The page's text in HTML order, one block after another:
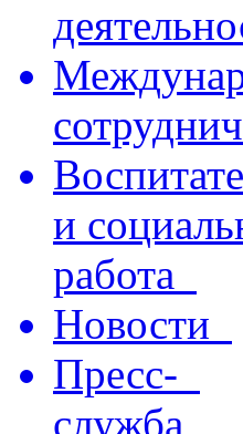
и
работа
Новости
Пресс-
служба